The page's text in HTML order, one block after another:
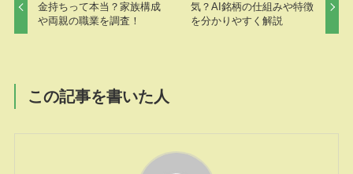
金持ちって本当？家族構成
や両親の職業を調査！
気？AI銘柄の仕組みや特徴
を分かりやすく解説
この記事を書いた人